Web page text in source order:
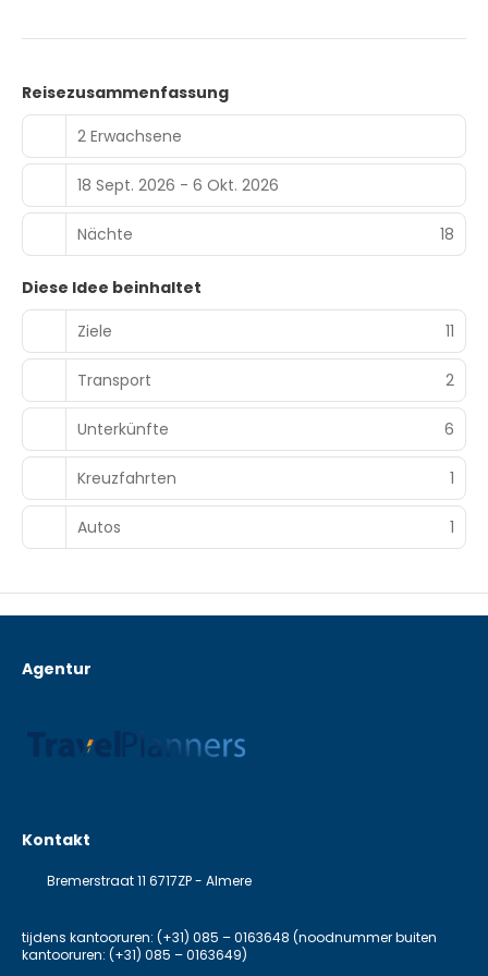
Reisezusammenfassung
2 Erwachsene
18 Sept. 2026 - 6 Okt. 2026
Nächte 18
Diese Idee beinhaltet
Ziele
11
Transport 2
Unterkünfte 6
Kreuzfahrten 1
Autos 1
Agentur
Kontakt
Bremerstraat 11 6717ZP - Almere
tijdens kantooruren: (+31) 085 – 0163648 (noodnummer buiten
kantooruren: (+31) 085 – 0163649)